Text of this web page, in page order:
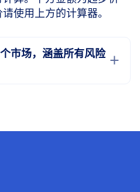
使用上方的计算器。
市场，涵盖所有风险